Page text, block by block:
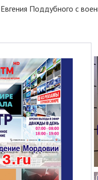
Евгения Поддубного с